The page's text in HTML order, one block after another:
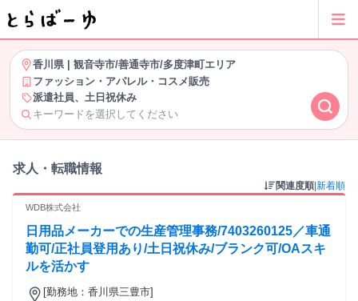
香川県| 観音寺市/善通寺市/多度津町エリア
ファッション・アパレル・コスメ販売
派遣社員、土日祝休み
キーワードを選択してください
求人・転職情報
関連度順 新着順
WDB株式会社
日用品メーカーでの生産管理事務/7403260125／車通
勤可/正社員登用あり/土日祝休み/ブランク可/OAスキ
ルを活かす
[勤務地：香川県三豊市]